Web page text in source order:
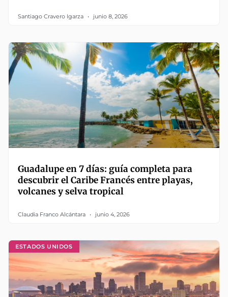
Santiago Cravero Igarza junio 8, 2026
Guadalupe en 7 días: guía completa para
descubrir el Caribe Francés entre playas,
volcanes y selva tropical
Claudia Franco Alcántara junio 4, 2026
ESTADOS UNIDOS